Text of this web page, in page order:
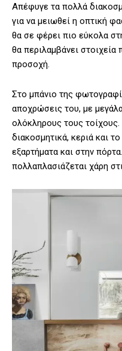
Απέφυγε τα πολλά
για να μειωθεί η οπτική
θα σε φέρει πιο εύκολα
θα περιλαμβάνει
προσοχή.
Στο μπάνιο της
αποχρώσεις του, με
ολόκληρους τους τοίχους.
διακοσμητικά, κεριά και
εξαρτήματα και στην
πολλαπλασιάζεται χάρη